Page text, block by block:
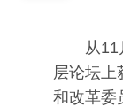
从11
层论坛上
和改革委